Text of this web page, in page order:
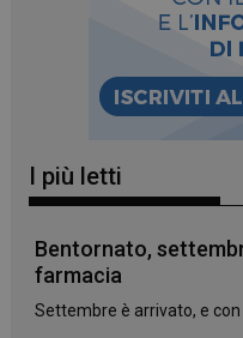
I più letti
Bentornato,
farmacia
Settembre è arrivato, e con